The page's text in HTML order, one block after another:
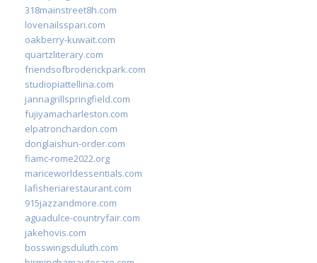
318mainstreet8h.com
lovenailsspari.com
oakberry-kuwait.com
quartzliterary.com
friendsofbroderickpark.com
studiopiattellina.com
jannagrillspringfield.com
fujiyamacharleston.com
elpatronchardon.com
donglaishun-order.com
fiamc-rome2022.org
mariceworldessentials.com
lafisheriarestaurant.com
915jazzandmore.com
aguadulce-countryfair.com
jakehovis.com
bosswingsduluth.com